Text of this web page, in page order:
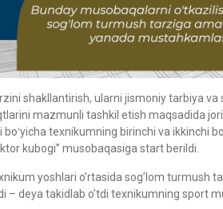
shakllantirish, ularni jismoniy tarbiya
mazmunli tashkil etish maqsadida
texnikumning birinchi va ikkinchi
kubogi” musobaqasiga start berildi.
yoshlari o’rtasida sog’lom turmush
– deya takidlab o’tdi texnikumning sport